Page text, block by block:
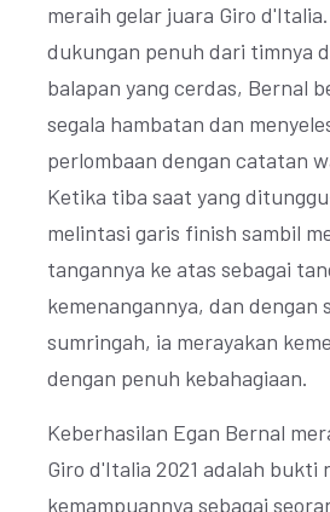
meraih gelar juara Giro
dukungan penuh dari timnya
balapan yang cerdas, Bernal
segala hambatan dan
perlombaan dengan catatan
Ketika tiba saat yang
melintasi garis finish sambil
tangannya ke atas sebagai
kemenangannya, dan dengan
sumringah, ia merayakan
dengan penuh kebahagiaan.
Keberhasilan Egan Bernal
Giro d'Italia 2021 adalah bukti
kemampuannya sebagai